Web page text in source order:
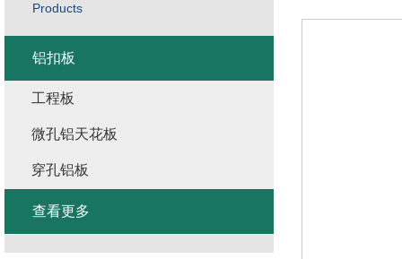
Products
铝扣板
工程板
微孔铝天花板
穿孔铝板
查看更多